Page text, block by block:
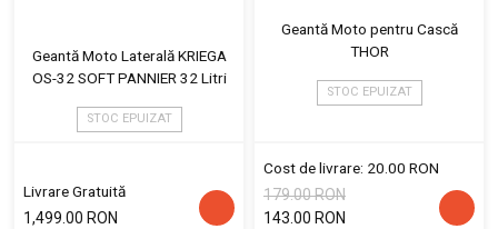
Geantă Moto Laterală KRIEGA
OS-32 SOFT PANNIER 32 Litri
STOC EPUIZAT
Livrare Gratuită
1,499.00 RON
Geantă Moto pentru Cască
THOR
STOC EPUIZAT
Cost de livrare: 20.00 RON
179.00 RON
143.00 RON